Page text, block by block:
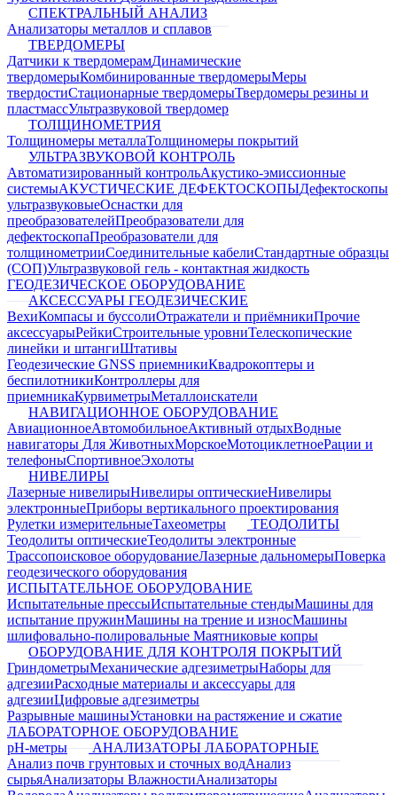
СПЕКТРАЛЬНЫЙ АНАЛИЗ
Анализаторы металлов и сплавов
ТВЕРДОМЕРЫ
Датчики к твердомерамДинамические
твердомерыКомбинированные твердомерыМеры
твердостиСтационарные твердомерыТвердомеры резины и
пластмассУльтразвуковой твердомер
ТОЛЩИНОМЕТРИЯ
Толщиномеры металлаТолщиномеры покрытий
УЛЬТРАЗВУКОВОЙ КОНТРОЛЬ
Автоматизированный контрольАкустико-эмиссионные
системыАКУСТИЧЕСКИЕ ДЕФЕКТОСКОПЫДефектоскопы
ультразвуковыеОснастки для
преобразователейПреобразователи для
дефектоскопаПреобразователи для
толщинометрииСоединительные кабелиСтандартные образцы
(СОП)Ультразвуковой гель - контактная жидкость
ГЕОДЕЗИЧЕСКОЕ ОБОРУДОВАНИЕ
АКСЕССУАРЫ ГЕОДЕЗИЧЕСКИЕ
ВехиКомпасы и буссолиОтражатели и приёмникиПрочие
аксессуарыРейкиСтроительные уровниТелескопические
линейки и штангиШтативы
Геодезические GNSS приемникиКвадрокоптеры и
беспилотникиКонтроллеры для
приемникаКурвиметрыМеталлоискатели
НАВИГАЦИОННОЕ ОБОРУДОВАНИЕ
АвиационноеАвтомобильноеАктивный отдыхВодные
навигаторы Для ЖивотныхМорскоеМотоциклетноеРации и
телефоныСпортивноеЭхолоты
НИВЕЛИРЫ
Лазерные нивелирыНивелиры оптическиеНивелиры
электронныеПриборы вертикального проектирования
Рулетки измерительныеТахеометры
ТЕОДОЛИТЫ
Теодолиты оптическиеТеодолиты электронные
Трассопоисковое оборудованиеЛазерные дальномерыПоверка
геодезического оборудования
ИСПЫТАТЕЛЬНОЕ ОБОРУДОВАНИЕ
Испытательные прессыИспытательные стендыМашины для
испытание пружинМашины на трение и износМашины
шлифовально-полировальные Маятниковые копры
ОБОРУДОВАНИЕ ДЛЯ КОНТРОЛЯ ПОКРЫТИЙ
ГриндометрыМеханические адгезиметрыНаборы для
адгезииРасходные материалы и аксессуары для
адгезииЦифровые адгезиметры
Разрывные машиныУстановки на растяжение и сжатие
ЛАБОРАТОРНОЕ ОБОРУДОВАНИЕ
pH-метры
АНАЛИЗАТОРЫ ЛАБОРАТОРНЫЕ
Анализ почв грунтовых и сточных водАнализ
сырьяАнализаторы ВлажностиАнализаторы